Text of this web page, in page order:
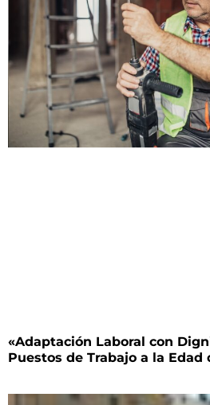
«Adaptación Laboral con
Puestos de Trabajo a la Edad